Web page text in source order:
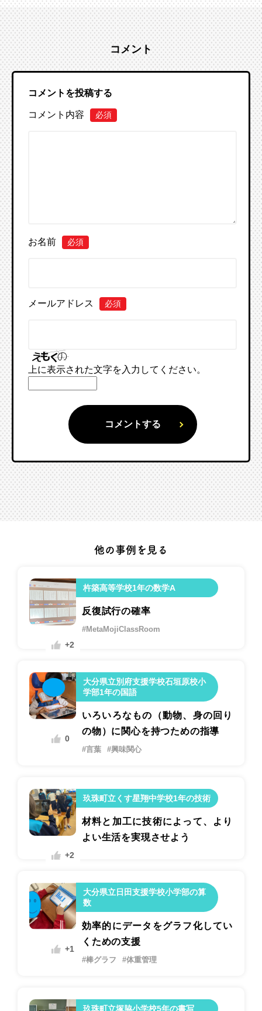
コメント
コメントを投稿する
コメント内容 必須
お名前 必須
メールアドレス 必須
上に表示された文字を入力してください。
他の事例を見る
杵築高等学校1年の数学A
+2
反復試行の確率
#MetaMojiClassRoom
大分県立別府支援学校石垣原校小
学部1年の国語
0
いろいろなもの（動物、身の回り
の物）に関心を持つための指導
#言葉 #興味関心
玖珠町立くす星翔中学校1年の技術
+2
材料と加工に技術によって、より
よい生活を実現させよう
大分県立日田支援学校小学部の算
数
+1
効率的にデータをグラフ化してい
くための支援
#棒グラフ #体重管理
玖珠町立塚脇小学校5年の書写